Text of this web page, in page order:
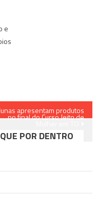
e
apresentam produtos
no final do Curso Jeito de
POR DENTRO